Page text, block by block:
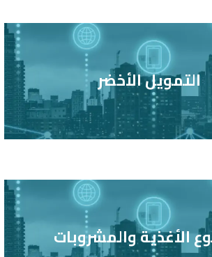
التمويل الأخضر
الأغذية والمشروبات